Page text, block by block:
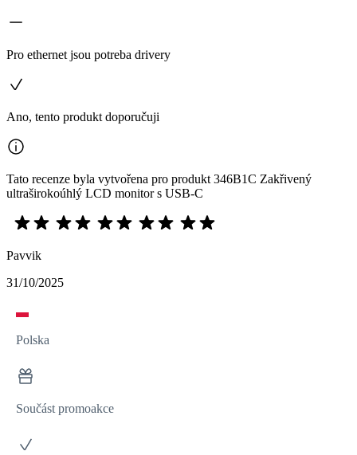
Pro ethernet jsou potreba drivery
Ano, tento produkt doporučuji
Tato recenze byla vytvořena pro produkt 346B1C Zakřivený
ultraširokoúhlý LCD monitor s USB-C
Pavvik
31/10/2025
Polska
Součást promoakce